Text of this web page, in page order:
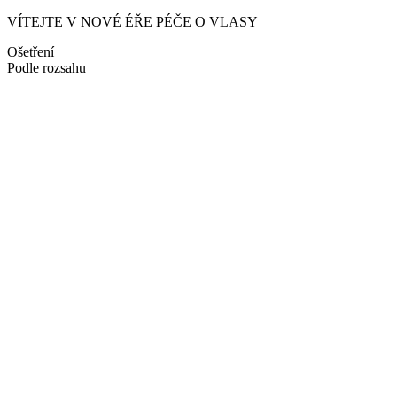
VÍTEJTE V NOVÉ ÉŘE PÉČE O VLASY
Ošetření
Podle rozsahu